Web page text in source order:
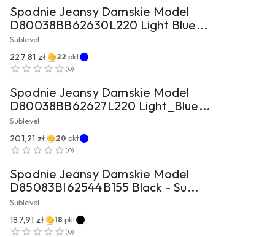
Spodnie Jeansy Damskie Model
D80038BB62630L220 Light Blue...
Sublevel
227,81 zł 22 pkt
(0)
PRZEJDŹ DO PRODUKTU
Spodnie Jeansy Damskie Model
D80038BB62627L220 Light_Blue...
Sublevel
201,21 zł 20 pkt
(0)
PRZEJDŹ DO PRODUKTU
Spodnie Jeansy Damskie Model
D85083BI62544B155 Black - Su...
Sublevel
187,91 zł 18 pkt
(0)